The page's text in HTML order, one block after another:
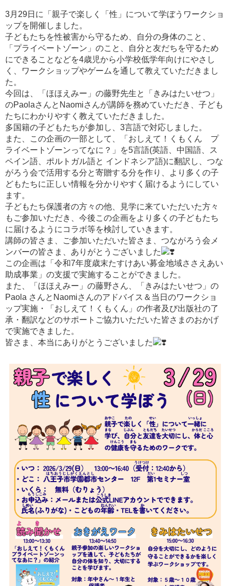
3月29日に「親子で楽しく「性」について学ぼうワークショ
ップを開催しました。
子どもたちを性被害から守るため、自分の身体のこと、
「プライベートゾーン」のこと、自分と友だちを守るため
にできることなどを4歳児から小学校低学年向けにやさし
く、ワークショップやゲームを通して教えていただきまし
た。
今回は、「ほほえみー」の藤野先生と「きみはたいせつ」
のPaolaさんとNaomiさんが講師を務めていただき、子ども
たちにわかりやすく教えていただきました。
多国籍の子どもたちが参加し、3言語で対応しました。
また、この企画の一部として、「おしえて！くもくん プ
ライベートゾーンってなに？」を5言語(英語、中国語、ス
ペイン語、ポルトガル語と インドネシア語)に翻訳し、つな
がろう会で活用する分と寄贈する分を作り、より多くの子
どもたちに正しい情報を分かりやすく届けるようにしてい
ます。
子どもたち保護者の方々の他、見学に来ていただいた方々
もご参加いただき、今後この企画をより多くの子どもたち
に届けるようにコラボ等を検討していきます。
講師の皆さま、ご参加いただいた皆さま、つながろう会メ
ンバーの皆さま、ありがとうございました
この企画は「令和7年度歳末たすけあい募金地域ささえあい
助成事業」の支援で実施することができました。
また、「ほほえみー」の藤野さん、「きみはたいせつ」の
Paola さんとNaomiさんのアドバイス＆当日のワークショ
ップ実施・「おしえて！くもくん」の作者及び出版社の了
承・翻訳などのサポートご協力いただいた皆さまのおかげ
で実施できました。
皆さま、本当にありがとうございました